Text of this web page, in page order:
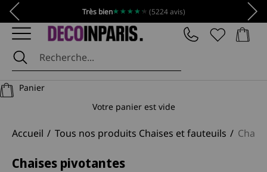
Passer au contenu
Précédent Très bien★★★★★
★★★★★ (5224 avis)
DécoInParis Panier
Panier
Votre panier est vide
Accueil Tous nos produits Chaises et fauteuils
Chaises pivotantes